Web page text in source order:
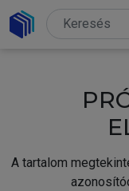
A tartalom